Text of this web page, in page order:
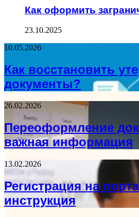
Как оформить
23.10.2025
10.05.2026
Как восстановить
документы?
26.02.2026
Переоформление
важная информация
13.02.2026
Регистрация на
инструкция